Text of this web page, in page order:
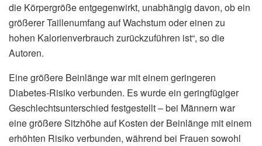
die Körpergröße entgegenwirkt, unabhängig davon, ob ein
größerer Taillenumfang auf Wachstum oder einen zu
hohen Kalorienverbrauch zurückzuführen ist“, so die
Autoren.
Eine größere Beinlänge war mit einem geringeren
Diabetes-Risiko verbunden. Es wurde ein geringfügiger
Geschlechtsunterschied festgestellt – bei Männern war
eine größere Sitzhöhe auf Kosten der Beinlänge mit einem
erhöhten Risiko verbunden, während bei Frauen sowohl